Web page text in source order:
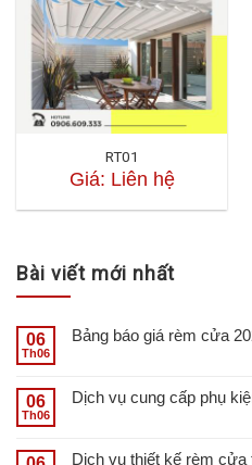
RT01
Giá: Liên hệ
Bài viết mới nhất
06
Th06
Bảng báo giá rèm cửa
06
Th06
Dịch vụ cung cấp phụ
Dịch vụ thiết kế rèm cửa